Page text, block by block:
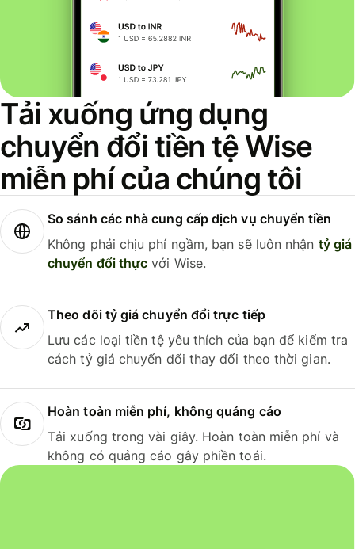
Tải xuống ứng dụng
chuyển đổi tiền tệ Wise
miễn phí của chúng tôi
So sánh các nhà cung cấp dịch vụ chuyển tiền
Không phải chịu phí ngầm, bạn sẽ luôn nhận tỷ giá
chuyển đổi thực với Wise.
Theo dõi tỷ giá chuyển đổi trực tiếp
Lưu các loại tiền tệ yêu thích của bạn để kiểm tra
cách tỷ giá chuyển đổi thay đổi theo thời gian.
Hoàn toàn miễn phí, không quảng cáo
Tải xuống trong vài giây. Hoàn toàn miễn phí và
không có quảng cáo gây phiền toái.